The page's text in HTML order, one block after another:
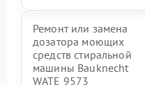
Ремонт или замена
дозатора моющих
средств стиральной
машины Bauknecht
WATE 9573